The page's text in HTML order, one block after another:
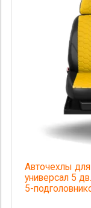
Авточехлы
универсал 5
5-